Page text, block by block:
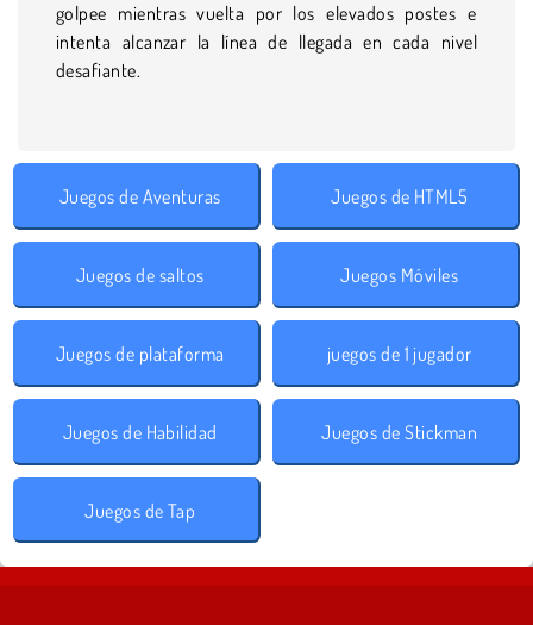
golpee mientras vuelta por los elevados postes e
intenta alcanzar la línea de llegada en cada nivel
desafiante.
Juegos de Aventuras Juegos de HTML5
Juegos de saltos Juegos Móviles
Juegos de plataforma juegos de 1 jugador
Juegos de Habilidad Juegos de Stickman
Juegos de Tap